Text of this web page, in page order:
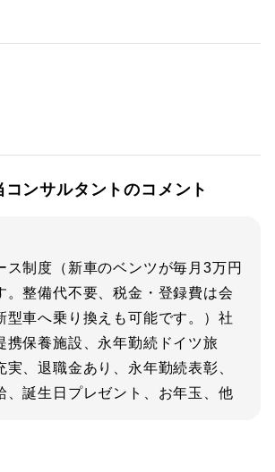
コンサルタントのコメント
ス制度（新車のベンツが毎月3万円
。整備代不要、税金・登録費は会
型車へ乗り換えも可能です。）社
携保養施設、永年勤続ドイツ旅
実、退職金あり、永年勤続表彰、
、誕生日プレゼント、お年玉、他